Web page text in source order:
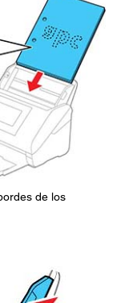
de los